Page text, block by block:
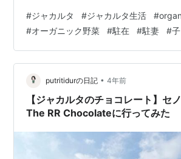
いるのでは？と思い、新鮮な乳製品を探
しました。 インターネットとトコペデ
けたのが、Rosy's Veggies Organicで
アで購入するのですが、牛乳は500ml
200mlで売っています。トコペディアで
#ジャカルタ #ジャカルタ生活 #
#オーガニック野菜 #駐在 #駐妻 #
putritidurの日記 • 4年前
【ジャカルタのチョコレート】セ
The RR Chocolateに行ってみた